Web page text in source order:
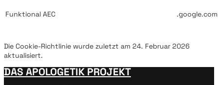
Funktional AEC .google.com
Die Cookie-Richtlinie wurde zuletzt am 24. Februar 2026
aktualisiert.
DAS APOLOGETIK PROJEKT